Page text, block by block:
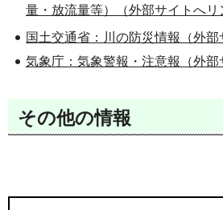
量・放流量等）（外部サイトへリ
国土交通省：川の防災情報（外部
気象庁：気象警報・注意報（外部
その他の情報